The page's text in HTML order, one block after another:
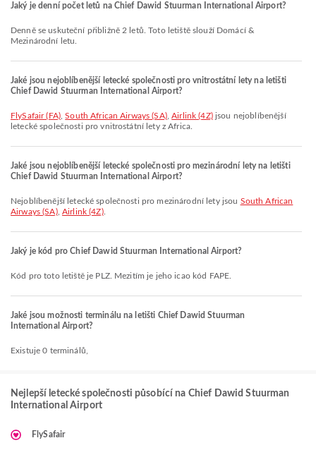
Jaký je denní počet letů na Chief Dawid Stuurman International Airport?
Denně se uskuteční přibližně 2 letů. Toto letiště slouží Domácí &
Mezinárodní letu.
Jaké jsou nejoblíbenější letecké společnosti pro vnitrostátní lety na letišti
Chief Dawid Stuurman International Airport?
FlySafair (FA),South African Airways (SA),Airlink (4Z)jsou nejoblíbenější
letecké společnosti pro vnitrostátní lety z Africa.
Jaké jsou nejoblíbenější letecké společnosti pro mezinárodní lety na letišti
Chief Dawid Stuurman International Airport?
Nejoblíbenější letecké společnosti pro mezinárodní lety jsou South African
Airways (SA), Airlink (4Z).
Jaký je kód pro Chief Dawid Stuurman International Airport?
Kód pro toto letiště je PLZ. Mezitím je jeho icao kód FAPE.
Jaké jsou možnosti terminálu na letišti Chief Dawid Stuurman
International Airport?
Existuje 0 terminálů,
Nejlepší letecké společnosti působící na Chief Dawid Stuurman
International Airport
FlySafair